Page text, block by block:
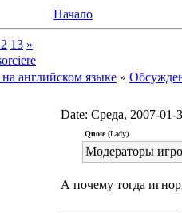
Начало
13 »
английском языке »
Date: Среда, 2007-01-
Quote(Lady)
Модераторы
А почему тогда